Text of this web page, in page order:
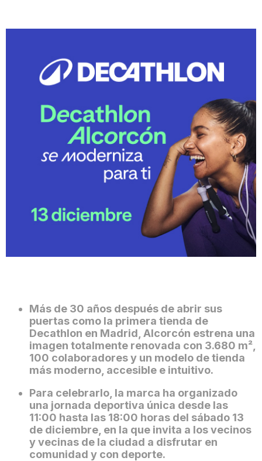
Más de 30 años después de abrir sus
puertas como la primera tienda de
Decathlon en Madrid, Alcorcón estrena una
imagen totalmente renovada con 3.680 m²,
100 colaboradores y un modelo de tienda
más moderno, accesible e intuitivo.
Para celebrarlo, la marca ha organizado
una jornada deportiva única desde las
11:00 hasta las 18:00 horas del sábado 13
de diciembre, en la que invita a los vecinos
y vecinas de la ciudad a disfrutar en
comunidad y con deporte.